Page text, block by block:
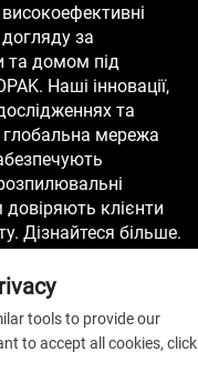
за
та домом під
Наші інновації,
та
глобальна мережа
клієнти
Дізнайтеся більше.
tools to provide our
to accept all cookies, click